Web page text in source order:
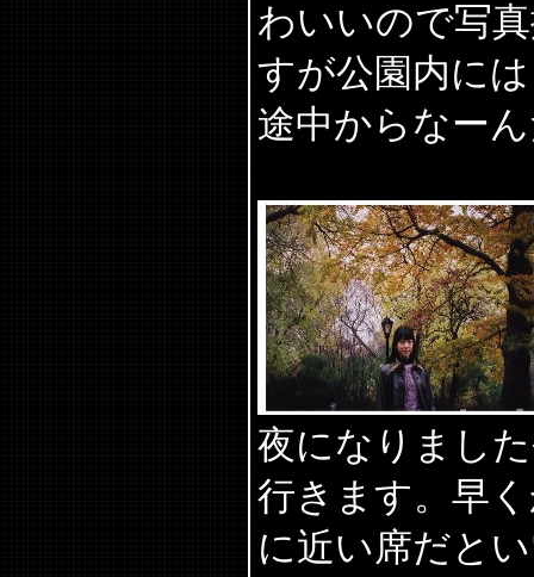
わいいので写
すが公園内に
途中からなー
夜になりまし
行きます。早
に近い席だと